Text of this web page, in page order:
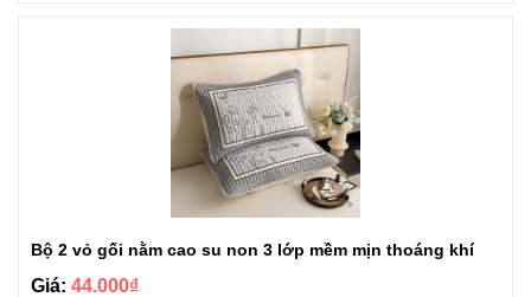
Bộ 2 vỏ gối nằm cao su non 3 lớp mềm mịn thoáng khí
Giá: 44.000₫